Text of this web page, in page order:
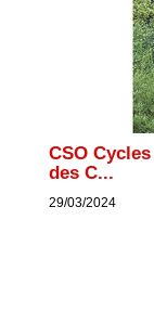
CSO
des C...
29/03/2024